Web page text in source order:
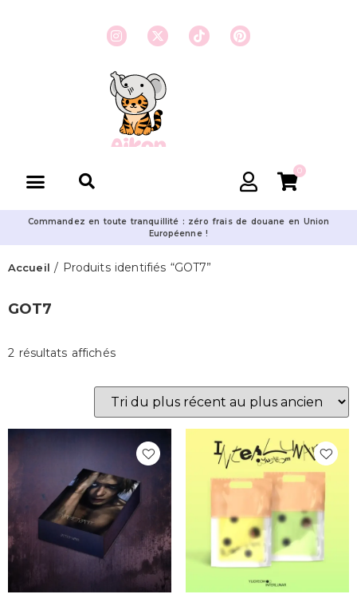
0
Commandez en toute tranquillité : zéro frais de douane en Union
Européenne !
Accueil / Produits identifiés “GOT7”
GOT7
2 résultats affichés